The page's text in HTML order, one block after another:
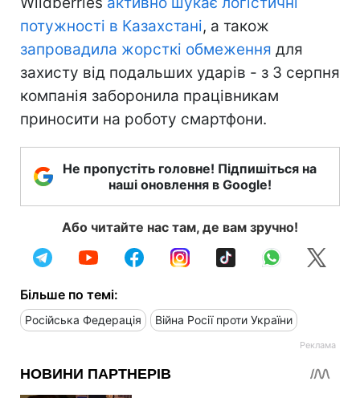
потужності в Казахстані, а також
запровадила жорсткі обмеження для
захисту від подальших ударів - з 3 серпня
компанія заборонила працівникам
приносити на роботу смартфони.
Не пропустіть головне! Підпишіться на
наші оновлення в Google!
Або читайте нас там, де вам зручно!
Більше по темі:
Російська Федерація Війна Росії проти України